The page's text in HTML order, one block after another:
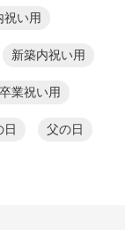
祝い用
新築内祝い用
業祝い用
日 父の日